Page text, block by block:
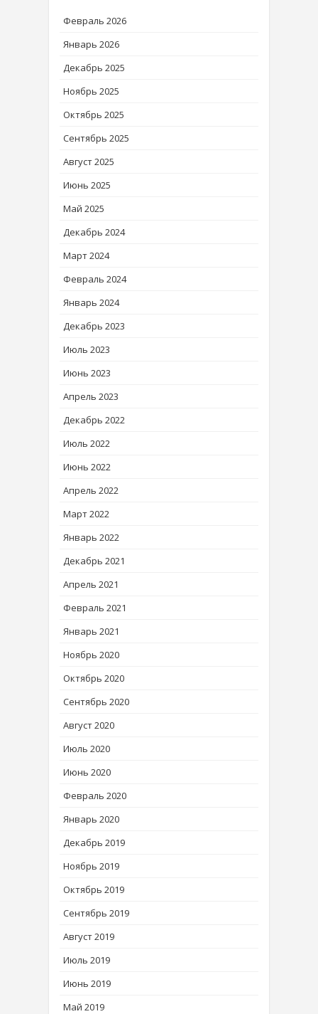
Февраль 2026
Январь 2026
Декабрь 2025
Ноябрь 2025
Октябрь 2025
Сентябрь 2025
Август 2025
Июнь 2025
Май 2025
Декабрь 2024
Март 2024
Февраль 2024
Январь 2024
Декабрь 2023
Июль 2023
Июнь 2023
Апрель 2023
Декабрь 2022
Июль 2022
Июнь 2022
Апрель 2022
Март 2022
Январь 2022
Декабрь 2021
Апрель 2021
Февраль 2021
Январь 2021
Ноябрь 2020
Октябрь 2020
Сентябрь 2020
Август 2020
Июль 2020
Июнь 2020
Февраль 2020
Январь 2020
Декабрь 2019
Ноябрь 2019
Октябрь 2019
Сентябрь 2019
Август 2019
Июль 2019
Июнь 2019
Май 2019